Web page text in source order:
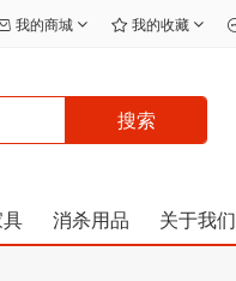
我的商城 我的收藏
搜索
具 消杀用品 关于我们